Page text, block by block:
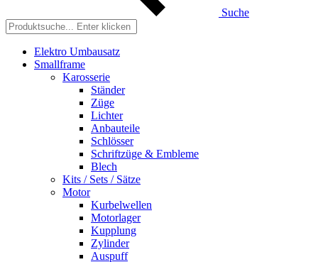
Suche
Elektro Umbausatz
Smallframe
Karosserie
Ständer
Züge
Lichter
Anbauteile
Schlösser
Schriftzüge & Embleme
Blech
Kits / Sets / Sätze
Motor
Kurbelwellen
Motorlager
Kupplung
Zylinder
Auspuff